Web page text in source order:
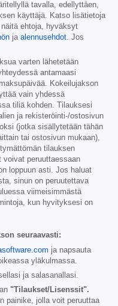
tavalla, edellyttäen,
käyttäjä. Katso lisätietoja
ehtoja, hyväksyt
ja alennusehdot. Jos
varten lähetetään
antamaasi
Kokeilujakson
vain yhdessä
tiliä kohden. Tilauksesi
ja rekisteröinti-/ostosivun
(jotka sisällytetään tähän
tai ostosivun mukaan),
tilauksen
peruuttaessaan
loppuun asti. Jos haluat
sinun on peruutettava
viimeisimmästä
kun hyvityksesi on
seuraavasti:
ja napsauta
yläkulmassa.
ja salasanallasi.
"Tilaukset/Lisenssit".
painike, jolla voit peruuttaa